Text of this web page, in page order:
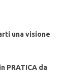
una visione
PRATICA da